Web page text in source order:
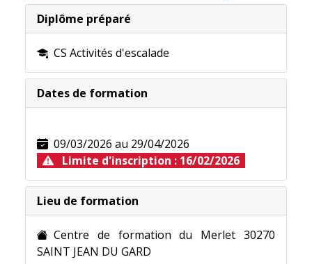
Diplôme préparé
CS Activités d'escalade
Nouveau pour 2024 !
Plus d'infornations sur lafiche technique
Dates de formation
09/03/2026 au 29/04/2026
Limite d'inscription : 16/02/2026
Lieu de formation
Centre de formation du Merlet 30270
SAINT JEAN DU GARD